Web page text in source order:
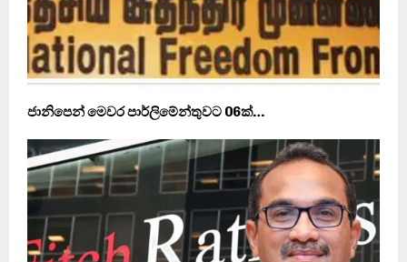
ජානිපෙන් මෙවර පාර්ලිමේන්තුවට 06ක්…